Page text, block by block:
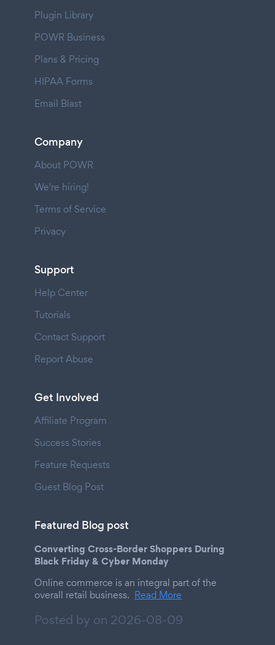
Plugin Library
POWR Business
Plans & Pricing
HIPAA Forms
Email Blast
Company
About POWR
We're hiring!
Terms of Service
Privacy
Support
Help Center
Tutorials
Contact Support
Report Abuse
Get Involved
Affiliate Program
Success Stories
Feature Requests
Guest Blog Post
Featured Blog post
Converting Cross-Border Shoppers During
Black Friday & Cyber Monday
Online commerce is an integral part of the
overall retail business. Read More
Posted by on 2026-08-09